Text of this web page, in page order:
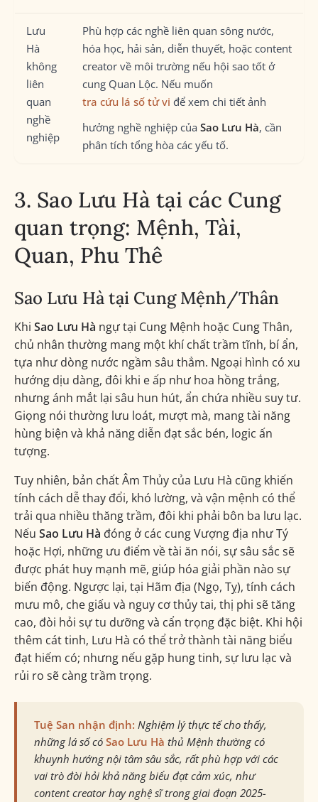
Lưu
Hà
không
liên
quan
nghề
nghiệp
Phù hợp các nghề liên quan sông nước,
hóa học, hải sản, diễn thuyết, hoặc content
creator về môi trường nếu hội sao tốt ở
cung Quan Lộc. Nếu muốn
tra cứu lá số tử vi để xem chi tiết ảnh
hưởng nghề nghiệp của Sao Lưu Hà, cần
phân tích tổng hòa các yếu tố.
3. Sao Lưu Hà tại các Cung
quan trọng: Mệnh, Tài,
Quan, Phu Thê
Sao Lưu Hà tại Cung Mệnh/Thân
Khi Sao Lưu Hà ngự tại Cung Mệnh hoặc Cung Thân,
chủ nhân thường mang một khí chất trầm tĩnh, bí ẩn,
tựa như dòng nước ngầm sâu thẳm. Ngoại hình có xu
hướng dịu dàng, đôi khi e ấp như hoa hồng trắng,
nhưng ánh mắt lại sâu hun hút, ẩn chứa nhiều suy tư.
Giọng nói thường lưu loát, mượt mà, mang tài năng
hùng biện và khả năng diễn đạt sắc bén, logic ấn
tượng.
Tuy nhiên, bản chất Âm Thủy của Lưu Hà cũng khiến
tính cách dễ thay đổi, khó lường, và vận mệnh có thể
trải qua nhiều thăng trầm, đôi khi phải bôn ba lưu lạc.
Nếu Sao Lưu Hà đóng ở các cung Vượng địa như Tý
hoặc Hợi, những ưu điểm về tài ăn nói, sự sâu sắc sẽ
được phát huy mạnh mẽ, giúp hóa giải phần nào sự
biến động. Ngược lại, tại Hãm địa (Ngọ, Tỵ), tính cách
mưu mô, che giấu và nguy cơ thủy tai, thị phi sẽ tăng
cao, đòi hỏi sự tu dưỡng và cẩn trọng đặc biệt. Khi hội
thêm cát tinh, Lưu Hà có thể trở thành tài năng biểu
đạt hiếm có; nhưng nếu gặp hung tinh, sự lưu lạc và
rủi ro sẽ càng trầm trọng.
Tuệ San nhận định: Nghiệm lý thực tế cho thấy,
những lá số có Sao Lưu Hà thủ Mệnh thường có
khuynh hướng nội tâm sâu sắc, rất phù hợp với các
vai trò đòi hỏi khả năng biểu đạt cảm xúc, như
content creator hay nghệ sĩ trong giai đoạn 2025-